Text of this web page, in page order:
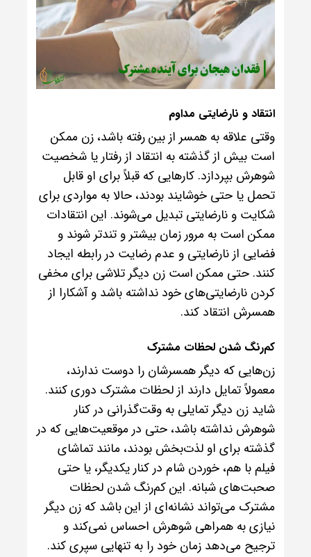
انتقاد و نارضایتی مداوم
وقتی علاقه به همسر از بین رفته باشد، زن ممکن
است بیش از گذشته به انتقاد از رفتار یا شخصیت
شوهرش بپردازد. کارهایی که قبلاً برای او قابل
تحمل یا حتی خوشایند بودند، حالا به مواردی برای
شکایت و نارضایتی تبدیل می‌شوند. این انتقادات
ممکن است به مرور زمان بیشتر و تندتر شوند و
فضایی از نارضایتی و عدم رضایت در رابطه ایجاد
کنند. حتی ممکن است زن دیگر تلاشی برای مخفی
کردن نارضایتی‌های خود نداشته باشد و آشکارا از
همسرش انتقاد کند.
کم‌رنگ شدن لحظات مشترک
زن‌هایی که دیگر همسرشان را دوست ندارند،
معمولاً تمایل دارند از لحظات مشترک دوری کنند.
شاید زن دیگر تمایلی به وقت‌گذرانی در کنار
شوهرش نداشته باشد، حتی در موقعیت‌هایی که در
گذشته برای او لذت‌بخش بودند، مانند تماشای
فیلم با هم، خوردن شام در کنار یکدیگر، یا حتی
صحبت‌های شبانه. این کم‌رنگ شدن لحظات
مشترک می‌تواند نشانه‌ای از این باشد که زن دیگر
نیازی به همراهی شوهرش احساس نمی‌کند و
ترجیح می‌دهد زمان خود را به تنهایی سپری کند.